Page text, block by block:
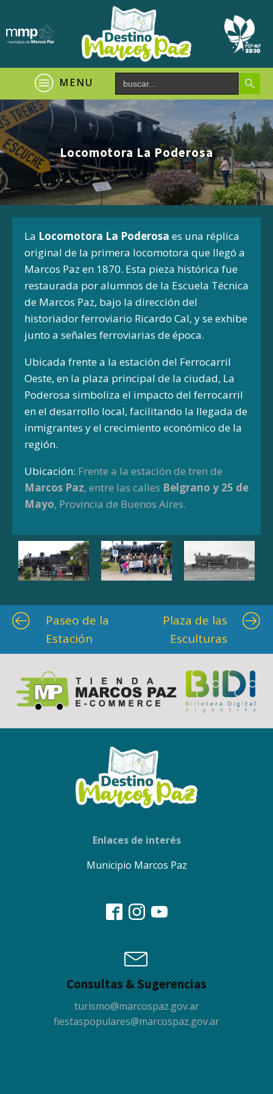
MENU Search
for:
Search Button
Locomotora La Poderosa
La Locomotora La Poderosa es una réplica
original de la primera locomotora que llegó a
Marcos Paz en 1870. Esta pieza histórica fue
restaurada por alumnos de la Escuela Técnica
de Marcos Paz, bajo la dirección del
historiador ferroviario Ricardo Cal, y se exhibe
junto a señales ferroviarias de época.
Ubicada frente a la estación del Ferrocarril
Oeste, en la plaza principal de la ciudad, La
Poderosa simboliza el impacto del ferrocarril
en el desarrollo local, facilitando la llegada de
inmigrantes y el crecimiento económico de la
región.
Ubicación: Frente a la estación de tren de
Marcos Paz, entre las calles Belgrano y 25 de
Mayo, Provincia de Buenos Aires.
Paseo de la
Estación
Plaza de las
Esculturas
Enlaces de interés
Municipio Marcos Paz
Consultas & Sugerencias
turismo@marcospaz.gov.ar
fiestaspopulares@marcospaz.gov.ar